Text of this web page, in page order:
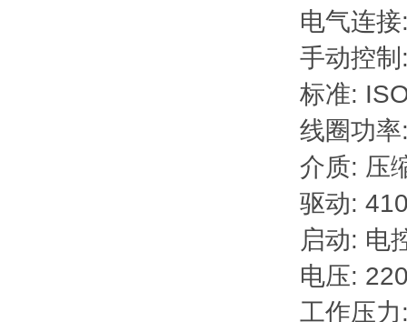
电气连
手动控
标准:
线圈功
介质: 压
驱动:
启动: 电
电压:
工作压